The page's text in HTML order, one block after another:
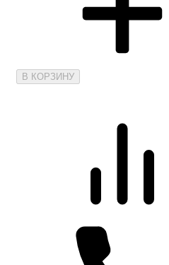
В КОРЗИНУ